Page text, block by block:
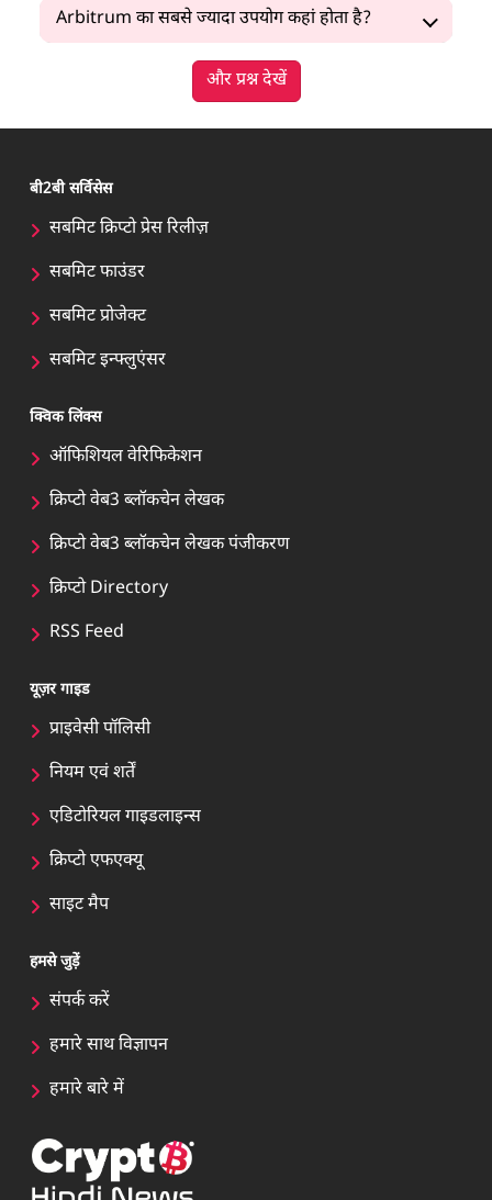
Arbitrum का सबसे ज्यादा उपयोग कहां होता है?
और प्रश्न देखें
बी2बी सर्विसेस
सबमिट क्रिप्टो प्रेस रिलीज़
सबमिट फाउंडर
सबमिट प्रोजेक्ट
सबमिट इन्फ्लुएंसर
क्विक लिंक्स
ऑफिशियल वेरिफिकेशन
क्रिप्टो वेब3 ब्लॉकचेन लेखक
क्रिप्टो वेब3 ब्लॉकचेन लेखक पंजीकरण
क्रिप्टो Directory
RSS Feed
यूज़र गाइड
प्राइवेसी पॉलिसी
नियम एवं शर्तें
एडिटोरियल गाइडलाइन्स
क्रिप्टो एफएक्यू
साइट मैप
हमसे जुड़ें
संपर्क करें
हमारे साथ विज्ञापन
हमारे बारे में